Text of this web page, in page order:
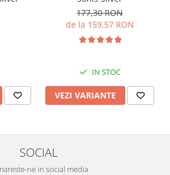
177,30 RON
de la 159,57 RON
IN STOC
VEZI VARIANTE
SOCIAL
ne in social media